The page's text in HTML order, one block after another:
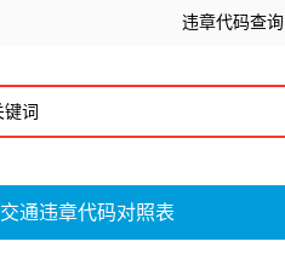
违章代码查询
交通违章代码对照表